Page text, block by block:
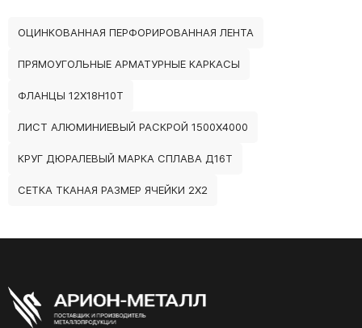
ОЦИНКОВАННАЯ ПЕРФОРИРОВАННАЯ ЛЕНТА
ПРЯМОУГОЛЬНЫЕ АРМАТУРНЫЕ КАРКАСЫ
ФЛАНЦЫ 12Х18Н10Т
ЛИСТ АЛЮМИНИЕВЫЙ РАСКРОЙ 1500Х4000
КРУГ ДЮРАЛЕВЫЙ МАРКА СПЛАВА Д16Т
СЕТКА ТКАНАЯ РАЗМЕР ЯЧЕЙКИ 2Х2